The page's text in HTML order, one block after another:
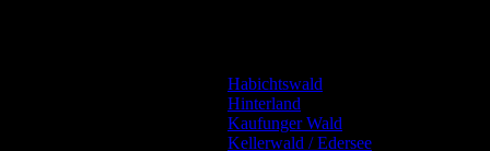
Habichtswald
Hinterland
Kaufunger Wald
Kellerwald / Edersee